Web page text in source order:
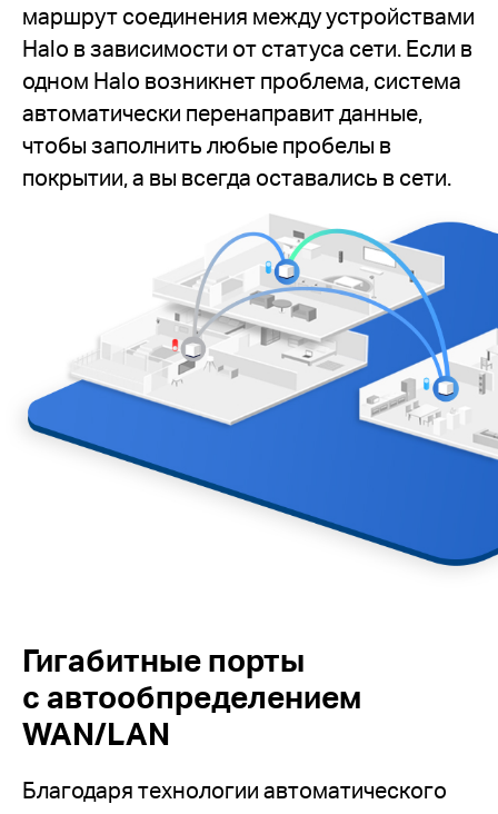
маршрут соединения между устройствами
Halo в зависимости от статуса сети. Если в
одном Halo возникнет проблема, система
автоматически перенаправит данные,
чтобы заполнить любые пробелы в
покрытии, а вы всегда оставались в сети.
Гигабитные порты
с автообпределением
WAN/LAN
Благодаря технологии автоматического